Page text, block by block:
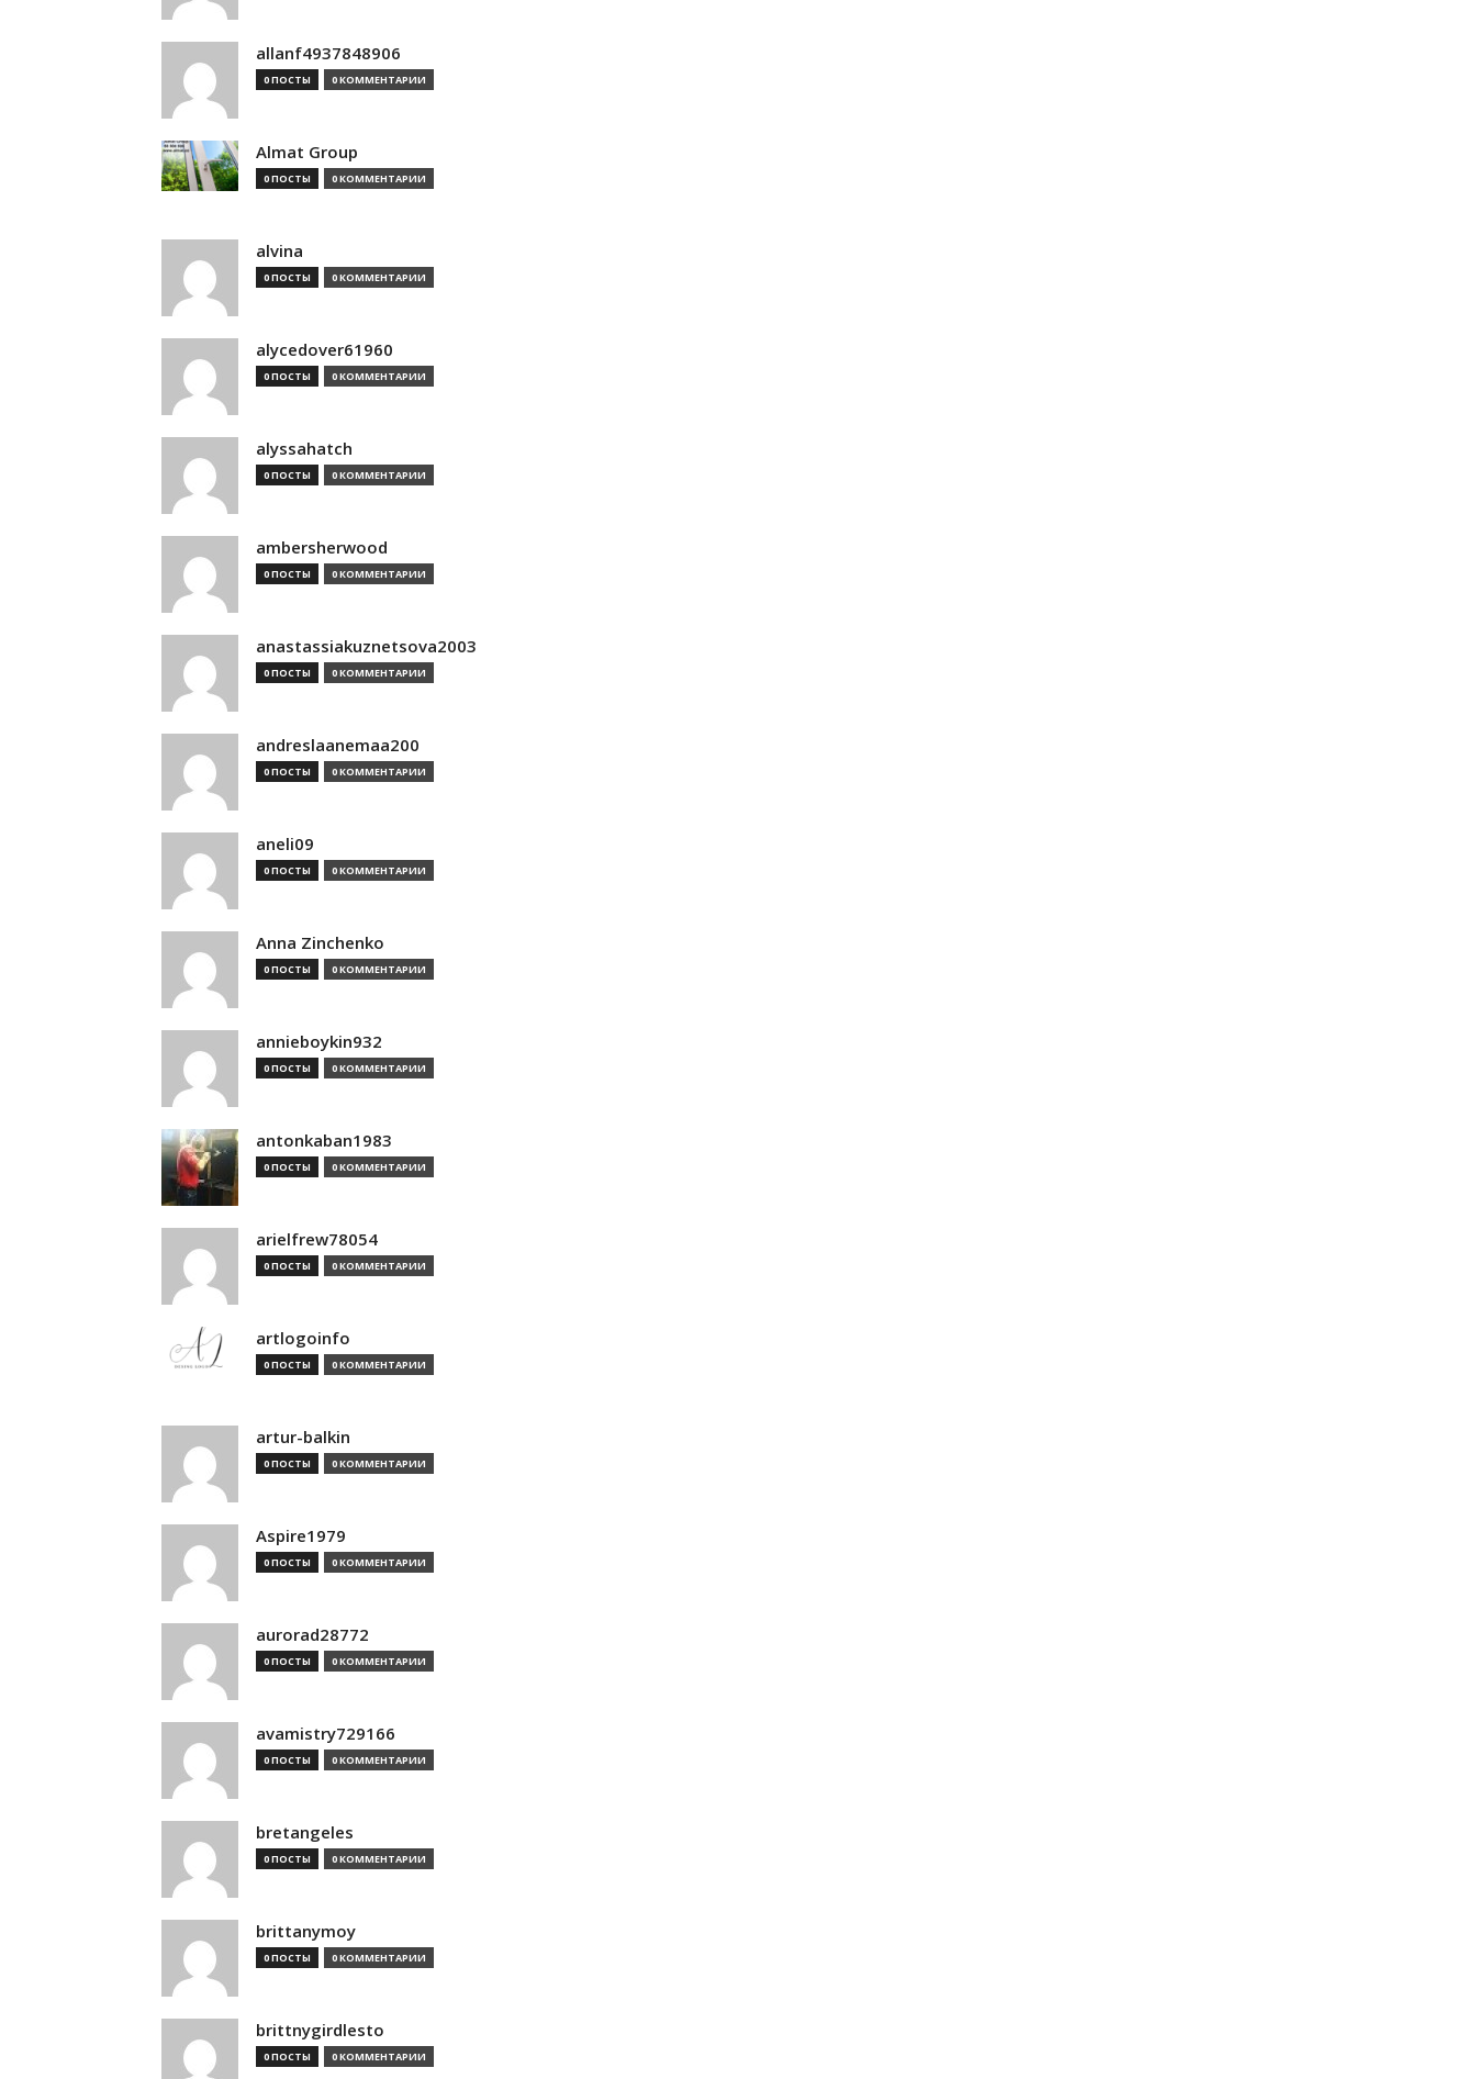
allanf4937848906
0 ПОСТЫ 0 КОММЕНТАРИИ
Almat Group
0 ПОСТЫ 0 КОММЕНТАРИИ
alvina
0 ПОСТЫ 0 КОММЕНТАРИИ
alycedover61960
0 ПОСТЫ 0 КОММЕНТАРИИ
alyssahatch
0 ПОСТЫ 0 КОММЕНТАРИИ
ambersherwood
0 ПОСТЫ 0 КОММЕНТАРИИ
anastassiakuznetsova2003
0 ПОСТЫ 0 КОММЕНТАРИИ
andreslaanemaa200
0 ПОСТЫ 0 КОММЕНТАРИИ
aneli09
0 ПОСТЫ 0 КОММЕНТАРИИ
Anna Zinchenko
0 ПОСТЫ 0 КОММЕНТАРИИ
annieboykin932
0 ПОСТЫ 0 КОММЕНТАРИИ
antonkaban1983
0 ПОСТЫ 0 КОММЕНТАРИИ
arielfrew78054
0 ПОСТЫ 0 КОММЕНТАРИИ
artlogoinfo
0 ПОСТЫ 0 КОММЕНТАРИИ
artur-balkin
0 ПОСТЫ 0 КОММЕНТАРИИ
Aspire1979
0 ПОСТЫ 0 КОММЕНТАРИИ
aurorad28772
0 ПОСТЫ 0 КОММЕНТАРИИ
avamistry729166
0 ПОСТЫ 0 КОММЕНТАРИИ
bretangeles
0 ПОСТЫ 0 КОММЕНТАРИИ
brittanymoy
0 ПОСТЫ 0 КОММЕНТАРИИ
brittnygirdlesto
0 ПОСТЫ 0 КОММЕНТАРИИ